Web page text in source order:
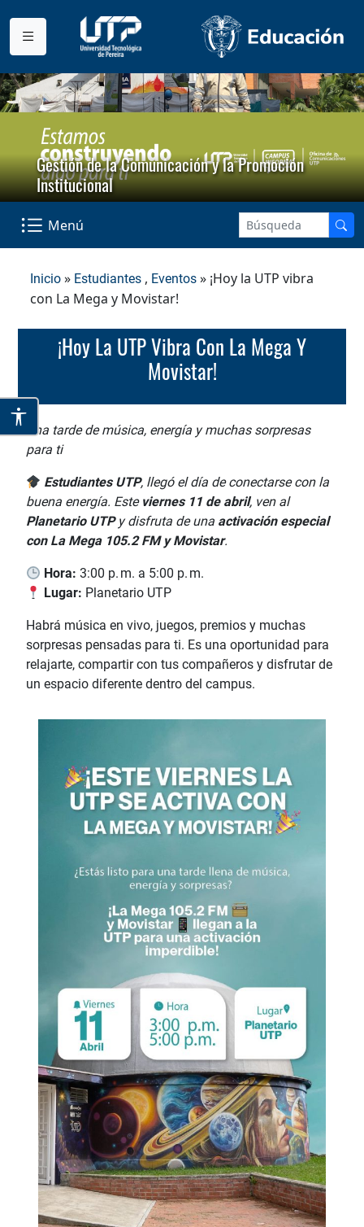
Gestión de la Comunicación y la Promoción
Institucional
Menú
Inicio » Estudiantes , Eventos » ¡Hoy la UTP vibra
con La Mega y Movistar!
¡Hoy La UTP Vibra Con La Mega Y
Movistar!
Una tarde de música, energía y muchas sorpresas
para ti
Estudiantes UTP, llegó el día de conectarse con la
buena energía. Este viernes 11 de abril, ven al
Planetario UTPy disfruta de una activación especial
con La Mega 105.2 FM y Movistar.
Hora: 3:00 p. m. a 5:00 p. m.
Lugar: Planetario UTP
Habrá música en vivo, juegos, premios y muchas
sorpresas pensadas para ti. Es una oportunidad para
relajarte, compartir con tus compañeros y disfrutar de
un espacio diferente dentro del campus.